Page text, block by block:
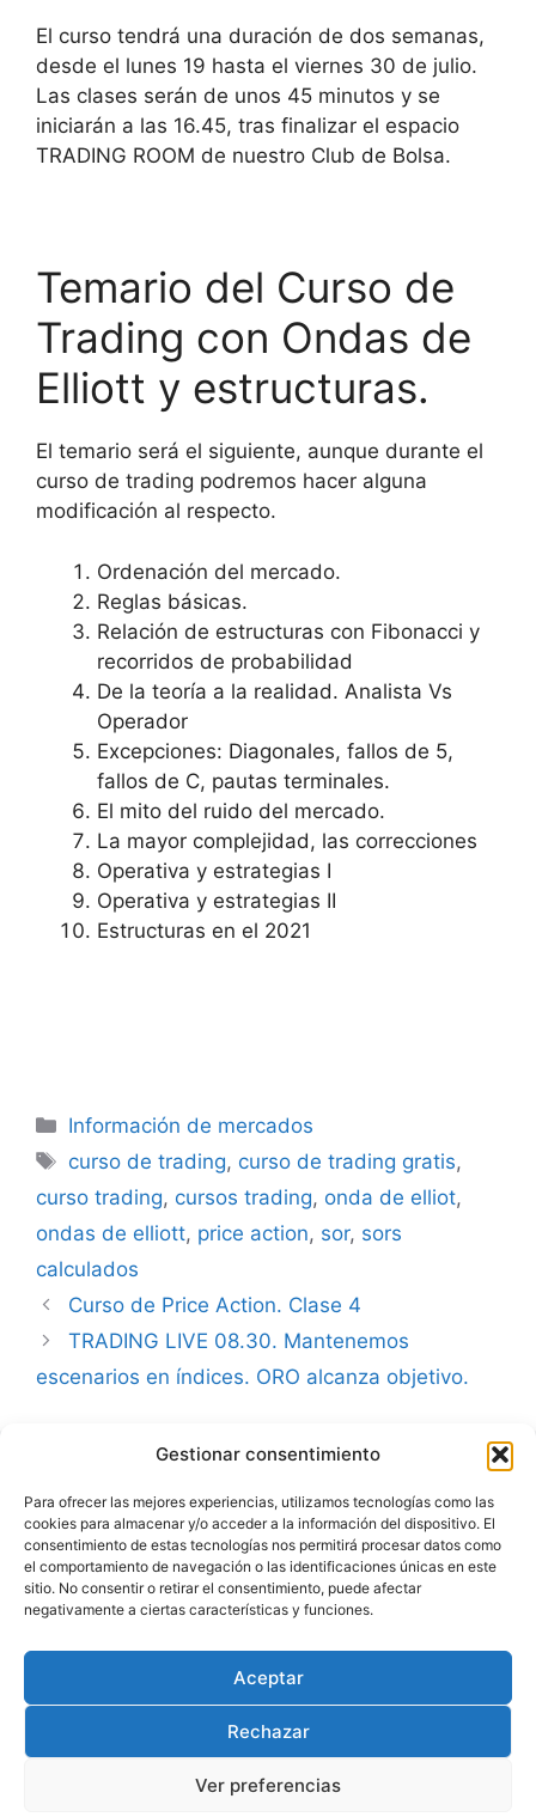
Gestionar consentimiento
Para ofrecer las mejores experiencias, utilizamos tecnologías como las
cookies para almacenar y/o acceder a la información del dispositivo. El
consentimiento de estas tecnologías nos permitirá procesar datos como
el comportamiento de navegación o las identificaciones únicas en este
sitio. No consentir o retirar el consentimiento, puede afectar
negativamente a ciertas características y funciones.
Aceptar
Rechazar
Ver preferencias
El curso tendrá una duración de dos semanas,
desde el lunes 19 hasta el viernes 30 de julio.
Las clases serán de unos 45 minutos y se
iniciarán a las 16.45, tras finalizar el espacio
TRADING ROOM de nuestro Club de Bolsa.
Temario del Curso de
Trading con Ondas de
Elliott y estructuras.
El temario será el siguiente, aunque durante el
curso de trading podremos hacer alguna
modificación al respecto.
Ordenación del mercado.
Reglas básicas.
Relación de estructuras con Fibonacci y
recorridos de probabilidad
De la teoría a la realidad. Analista Vs
Operador
Excepciones: Diagonales, fallos de 5,
fallos de C, pautas terminales.
El mito del ruido del mercado.
La mayor complejidad, las correcciones
Operativa y estrategias I
Operativa y estrategias II
Estructuras en el 2021
Categorías
Información de mercados
Etiquetas
curso de trading, curso de trading gratis,
curso trading, cursos trading, onda de elliot,
ondas de elliott, price action, sor, sors
calculados
Curso de Price Action. Clase 4
TRADING LIVE 08.30. Mantenemos
escenarios en índices. ORO alcanza objetivo.
Advertencia
Política de privacidad
Aviso legal
Política de cookies